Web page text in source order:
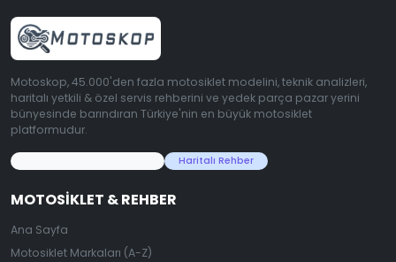
Motoskop, 45.000'den fazla motosiklet modelini, teknik analizleri,
haritalı yetkili & özel servis rehberini ve yedek parça pazar yerini
bünyesinde barındıran Türkiye'nin en büyük motosiklet
platformudur.
Haritalı Rehber
MOTOSIKLET & REHBER
Ana Sayfa
Motosiklet Markaları (A-Z)